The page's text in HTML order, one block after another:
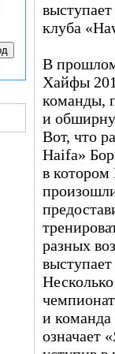
клуба
В прошлом
Хайфы
команды,
и
Вот, что
Haifa»
в
разных
и команда
означает